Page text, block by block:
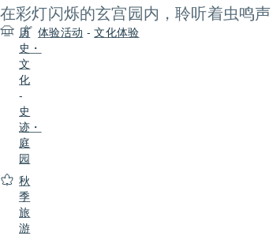
在彩灯闪烁的玄宫园内，聆听着虫鸣
历
史・
文
化
-
史
迹・
庭
园
体验活动 -文化体验
秋
季
旅
游